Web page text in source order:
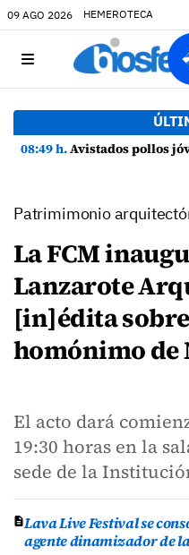
09 AGO 2026 HEMEROTECA
08:49 h.Avistados pollos jóvenes de corredor
Patrimimonio
La FCM
Lanzarote
[in]édita
homónimo de
El acto dará
19:30 horas en la
sede de la
Lava Live Festival se
agente dinamizador de